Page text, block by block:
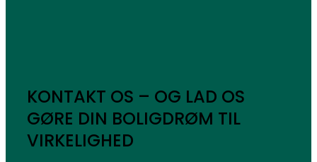
KONTAKT OS – OG LAD OS
GØRE DIN BOLIGDRØM TIL
VIRKELIGHED